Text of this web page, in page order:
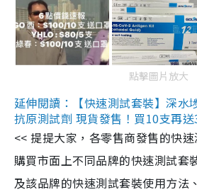
點擊圖片放大
延伸閱讀：【快速測試套裝】深水
抗原測試劑 現貨發售！買10支再
<< 提提大家，各零售商發售的快速
購買市面上不同品牌的快速測試套
及該品牌的快速測試套裝使用方法